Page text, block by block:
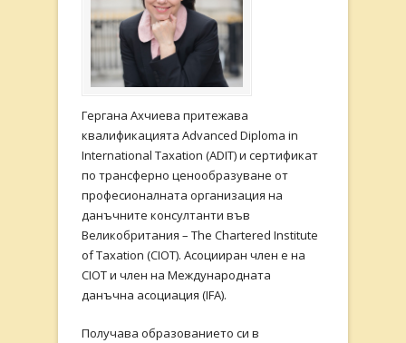
Гергана Ахчиева притежава
квалификацията Advanced Diploma in
International Taxation (ADIT) и сертификат
по трансферно ценообразуване от
професионалната организация на
данъчните консултанти във
Великобритания – The Chartered Institute
of Taxation (CIOT). Асоцииран член е на
CIOT и член на Международната
данъчна асоциация (IFA).
Получава образованието си в